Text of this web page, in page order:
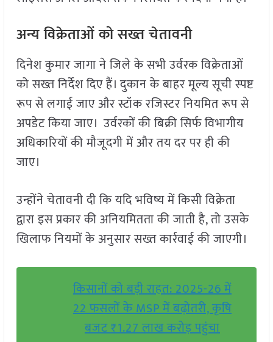
अन्य विक्रेताओं को सख्त चेतावनी
दिनेश कुमार जागा ने जिले के सभी उर्वरक विक्रेताओं
को सख्त निर्देश दिए हैं। दुकान के बाहर मूल्य सूची स्पष्ट
रूप से लगाई जाए और स्टॉक रजिस्टर नियमित रूप से
अपडेट किया जाए। उर्वरकों की बिक्री सिर्फ विभागीय
अधिकारियों की मौजूदगी में और तय दर पर ही की
जाए।
उन्होंने चेतावनी दी कि यदि भविष्य में किसी विक्रेता
द्वारा इस प्रकार की अनियमितता की जाती है, तो उसके
खिलाफ नियमों के अनुसार सख्त कार्रवाई की जाएगी।
किसानों को बड़ी राहत: 2025-26 में
22 फसलों के MSP में बढ़ोतरी, कृषि
बजट ₹1.27 लाख करोड़ पहुंचा